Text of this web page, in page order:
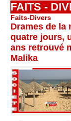
FAITS -
Faits-Divers
Drames de la
quatre jours,
ans retrouvé
Malika